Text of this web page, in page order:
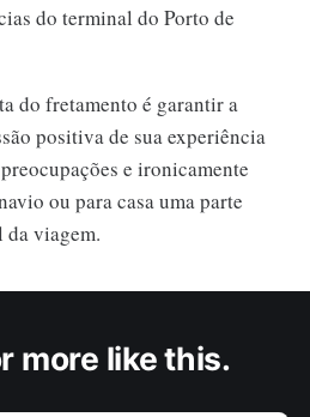
do terminal do Porto de
do fretamento é garantir a
positiva de sua experiência
e ironicamente
ou para casa uma parte
da viagem.
more like this.